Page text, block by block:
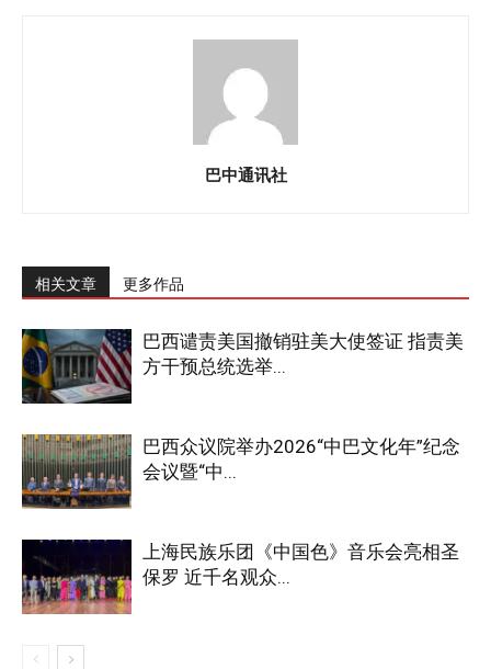
巴中通讯社
相关文章 更多作品
巴西谴责美国撤销驻美大使签证 指责美
方干预总统选举...
巴西众议院举办2026“中巴文化年”纪念
会议暨“中...
上海民族乐团《中国色》音乐会亮相圣
保罗 近千名观众...